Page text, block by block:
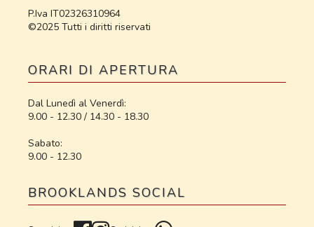
P.Iva IT02326310964
©2025 Tutti i diritti riservati
ORARI DI APERTURA
Dal Lunedì al Venerdì:
9.00 - 12.30 / 14.30 - 18.30
Sabato:
9.00 - 12.30
BROOKLANDS SOCIAL